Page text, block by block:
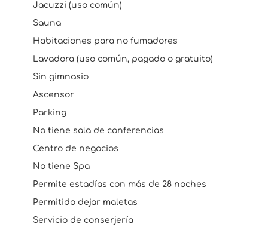
Jacuzzi (uso común)
Sauna
Habitaciones para no fumadores
Lavadora (uso común, pagado o gratuito)
Sin gimnasio
Ascensor
Parking
No tiene sala de conferencias
Centro de negocios
No tiene Spa
Permite estadías con más de 28 noches
Permitido dejar maletas
Servicio de conserjería